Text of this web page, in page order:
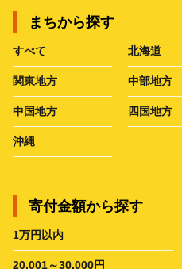
まちから探す
すべて 北海道
関東地方 中部地方
中国地方 四国地方
沖縄
寄付金額から探す
1万円以内
20,001～30,000円